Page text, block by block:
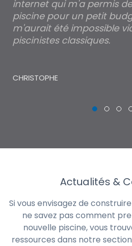
internet qui m'a permis
piscine pour un petit
m'aurait été impossible
piscinistes classiques.
CHRISTOPHE
Actualités &
Si vous envisagez de
ne savez pas comment
nouvelle piscine, vous
ressources dans notre